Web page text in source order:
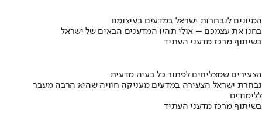
המיונים לנבחרות ישראל במדעים בעיצומם
בחנו את עצמכם – אולי תהיו המדענים הבאים של ישראל
בשיתוף מרכז מדעני העתיד
הצעירים שמצליחים לפתור כל בעיה מדעית
נבחרת ישראל הצעירה במדעים מעניקה חוויה שהיא הרבה מעבר
ללימודים
בשיתוף מרכז מדעני העתיד